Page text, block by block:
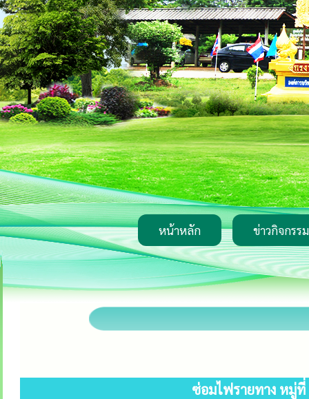
หน้าหลัก ข่าวกิจกรรม
ซ่อมไฟรายทาง หมู่